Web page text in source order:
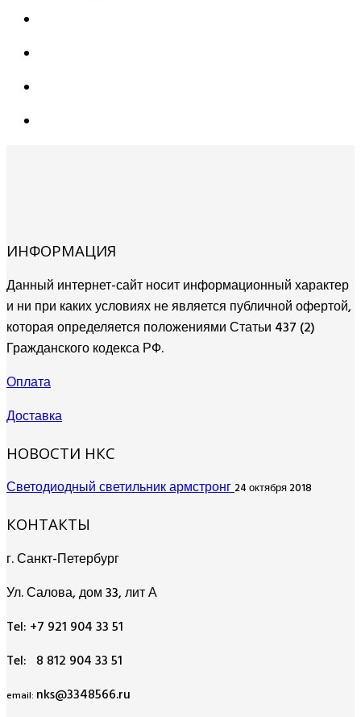
ИНФОРМАЦИЯ
Данный интернет-сайт носит информационный характер
и ни при каких условиях не является публичной офертой,
которая определяется положениями Статьи 437 (2)
Гражданского кодекса РФ.
Оплата
Доставка
НОВОСТИ НКС
Светодиодный светильник армстронг24 октября 2018
КОНТАКТЫ
г. Санкт-Петербург
Ул. Салова, дом 33, лит А
Tel: +7 921 904 33 51
Tel: 8 812 904 33 51
email: nks@3348566.ru